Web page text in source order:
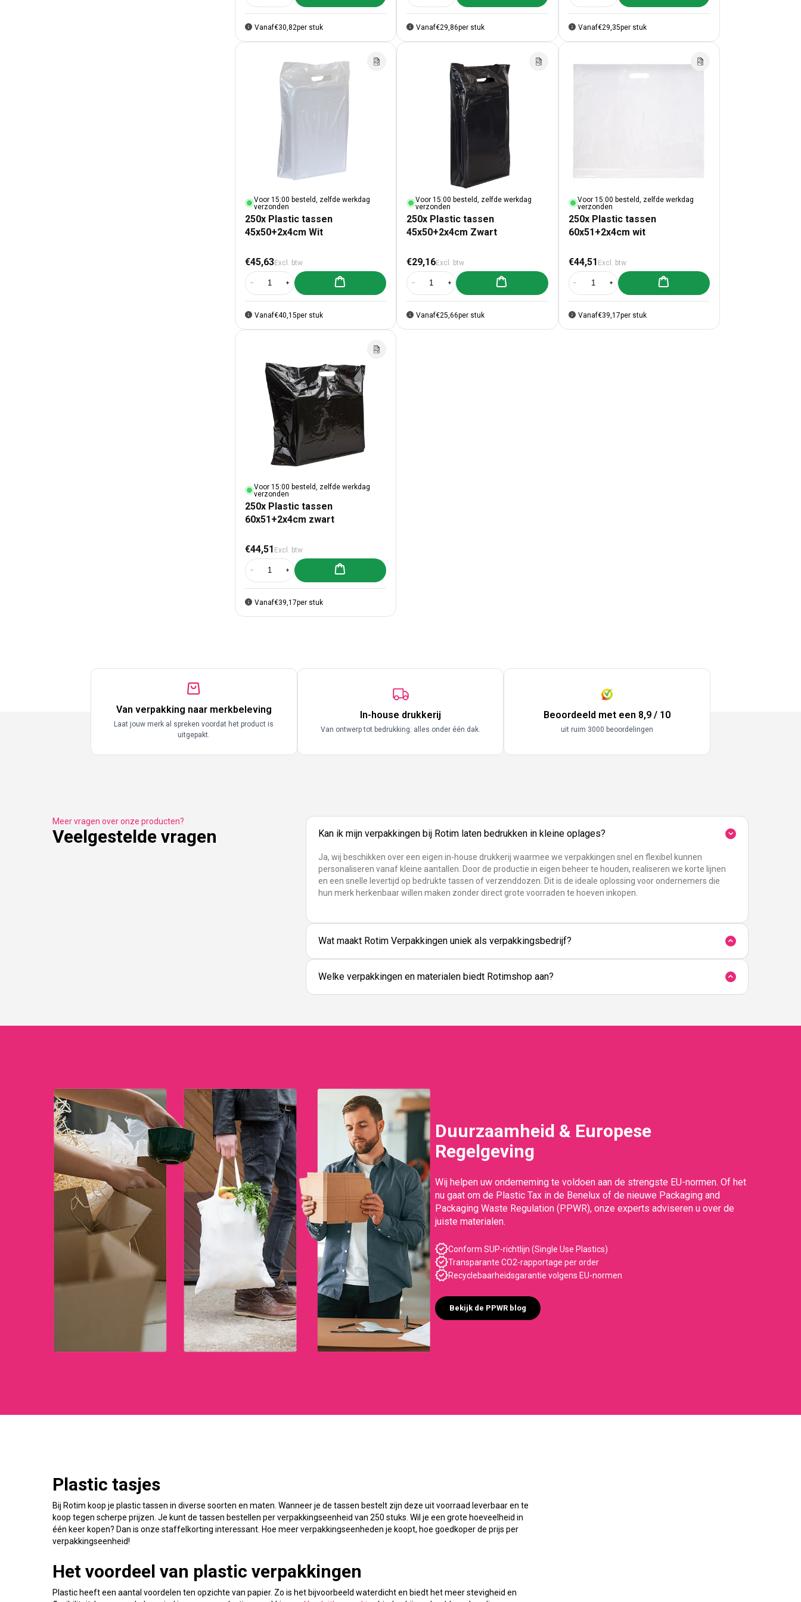
Vanaf€30,82per stuk Vanaf€29,86per stuk Vanaf€29,35per stuk
Voor 15:00 besteld, zelfde werkdag
verzonden
250x Plastic tassen
45x50+2x4cm Wit
Normale prijs
€45,63Excl. btw
Aantal verlagen voor 250x Plastic tassen 45x50+2x4cm Wit
Aantal verhogen voor 250x Plastic tassen 45x50+2x4cm Wit
Aan winkelwagen toevoegen
Vanaf€40,15per stuk
Voor 15:00 besteld, zelfde werkdag
verzonden
250x Plastic tassen
45x50+2x4cm Zwart
Normale prijs
€29,16Excl. btw
Aantal verlagen voor 250x Plastic tassen 45x50+2x4cm Zwart
Aantal verhogen voor 250x Plastic tassen 45x50+2x4cm Zwart
Aan winkelwagen toevoegen
Vanaf€25,66per stuk
Voor 15:00 besteld, zelfde werkdag
verzonden
250x Plastic tassen
60x51+2x4cm wit
Normale prijs
€44,51 Excl. btw
Aantal verlagen voor 250x Plastic tassen 60x51+2x4cm wit
Aantal verhogen voor 250x Plastic tassen
Aan winkelwagen toevoegen
Vanaf€39,17per stuk
Voor 15:00 besteld, zelfde werkdag
verzonden
250x Plastic tassen
60x51+2x4cm zwart
Normale prijs
€44,51 Excl. btw
Aantal verlagen voor 250x Plastic tassen 60x51+2x4cm zwart
Aantal verhogen voor 250x Plastic tassen 60x51+2x4cm zwart
Aan winkelwagen toevoegen
Vanaf€39,17per stuk
Van verpakking naar merkbeleving
Laat jouw merk al spreken voordat het product is
uitgepakt.
In-house drukkerij
Van ontwerp tot bedrukking: alles onder één dak.
Beoordeeld met een 8,9 / 10
uit ruim 3000 beoordelingen
Meer vragen over onze producten?
Veelgestelde vragen Kan ik mijn verpakkingen bij Rotim laten bedrukken in kleine oplages?
Ja, wij beschikken over een eigen in-house drukkerij waarmee we verpakkingen snel en flexibel kunnen
personaliseren vanaf kleine aantallen. Door de productie in eigen beheer te houden, realiseren we korte lijnen
en een snelle levertijd op bedrukte tassen of verzenddozen. Dit is de ideale oplossing voor ondernemers die
hun merk herkenbaar willen maken zonder direct grote voorraden te hoeven inkopen.
Wat maakt Rotim Verpakkingen uniek als verpakkingsbedrijf?
Welke verpakkingen en materialen biedt Rotimshop aan?
Duurzaamheid & Europese
Regelgeving
Wij helpen uw onderneming te voldoen aan de strengste EU-normen. Of het
nu gaat om de Plastic Tax in de Benelux of de nieuwe Packaging and
Packaging Waste Regulation (PPWR), onze experts adviseren u over de
juiste materialen.
Conform SUP-richtlijn (Single Use Plastics)
Transparante CO2-rapportage per order
Recyclebaarheidsgarantie volgens EU-normen
Bekijk de PPWR blog
Plastic tasjes
Bij Rotim koop je plastic tassen in diverse soorten en maten. Wanneer je de tassen bestelt zijn deze uit voorraad leverbaar en te
koop tegen scherpe prijzen. Je kunt de tassen bestellen per verpakkingseenheid van 250 stuks. Wil je een grote hoeveelheid in
één keer kopen? Dan is onze staffelkorting interessant. Hoe meer verpakkingseenheden je koopt, hoe goedkoper de prijs per
verpakkingseenheid!
Het voordeel van plastic verpakkingen
Plastic heeft een aantal voordelen ten opzichte van papier. Zo is het bijvoorbeeld waterdicht en biedt het meer stevigheid en